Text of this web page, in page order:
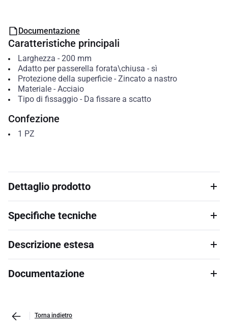
Documentazione
Caratteristiche principali
Larghezza - 200 mm
Adatto per passerella forata\chiusa - sì
Protezione della superficie- Zincato a nastro
Materiale- Acciaio
Tipo di fissaggio- Da fissare a scatto
Confezione
1 PZ
Dettaglio prodotto
Specifiche tecniche
Descrizione estesa
Documentazione
Torna indietro